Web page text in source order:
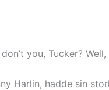
you, Tucker?
Harlin, hadde sin